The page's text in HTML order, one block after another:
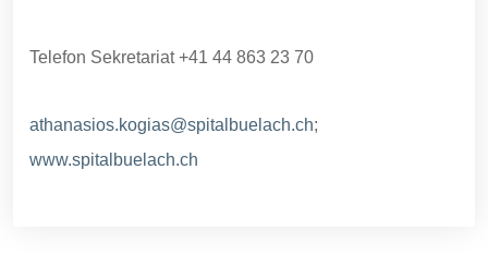
Telefon Sekretariat +41 44 863 23 70
athanasios.kogias@spitalbuelach.ch;
www.spitalbuelach.ch